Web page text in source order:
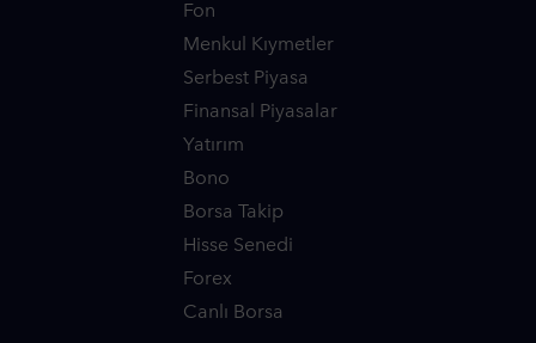
Fon
Menkul Kıymetler
Serbest Piyasa
Finansal Piyasalar
Yatırım
Bono
Borsa Takip
Hisse Senedi
Forex
Canlı Borsa